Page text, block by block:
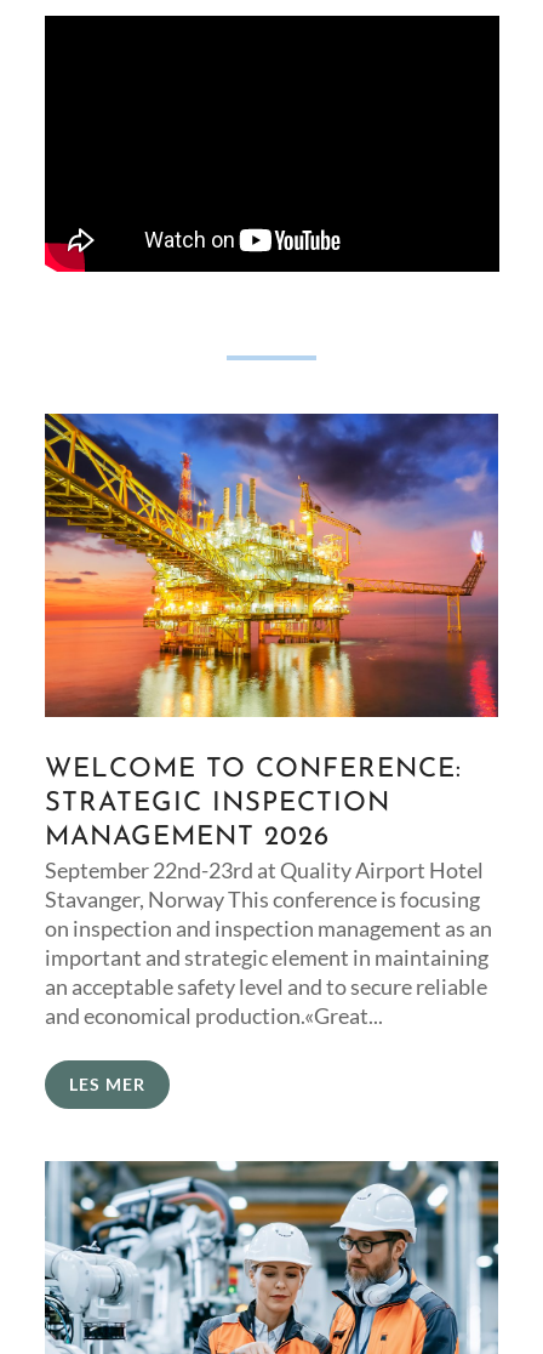
WELCOME TO CONFERENCE:
STRATEGIC INSPECTION
MANAGEMENT 2026
September 22nd-23rd at Quality Airport Hotel
Stavanger, Norway This conference is focusing
on inspection and inspection management as an
important and strategic element in maintaining
an acceptable safety level and to secure reliable
and economical production.«Great...
LES MER